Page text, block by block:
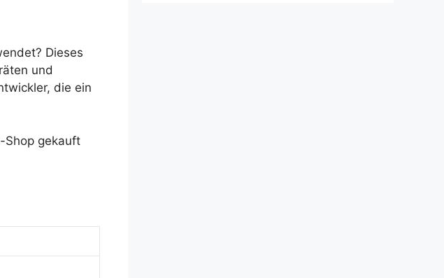
Dieses
und
die ein
Shop gekauft